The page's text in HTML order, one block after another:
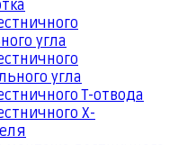
угла
угла
Т-отвода
Х-